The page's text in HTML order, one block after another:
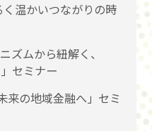
温かいつながりの時
ズムから紐解く、
セミナー
来の地域金融へ」セミ